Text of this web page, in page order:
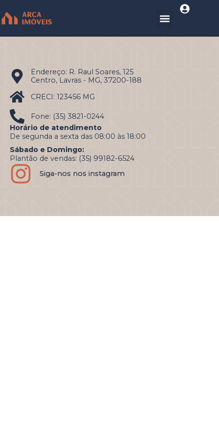
Endereço: R. Raul Soares, 125
Centro, Lavras - MG, 37200-188
CRECI: 123456 MG
Fone: (35) 3821-0244
Horário de atendimento
De segunda a sexta das 08:00 às 18:00
Sábado e Domingo:
Plantão de vendas: (35) 99182-6524
Siga-nos nos instagram